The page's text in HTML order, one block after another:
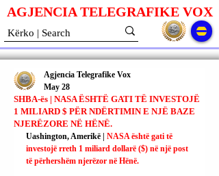
AGJENCIA TELEGRAFIKE VOX
SHBA-ës | NASA ËSHTË GATI TË INVESTOJË
1 MILIARD $ PËR NDËRTIMIN E NJË BAZE
NJERËZORE NË HËNË.
Agjencia Telegrafike Vox
May 28
Uashington, Amerikë | NASA është gati të
investojë rreth 1 miliard dollarë ($) në një post
të përhershëm njerëzor në Hënë.